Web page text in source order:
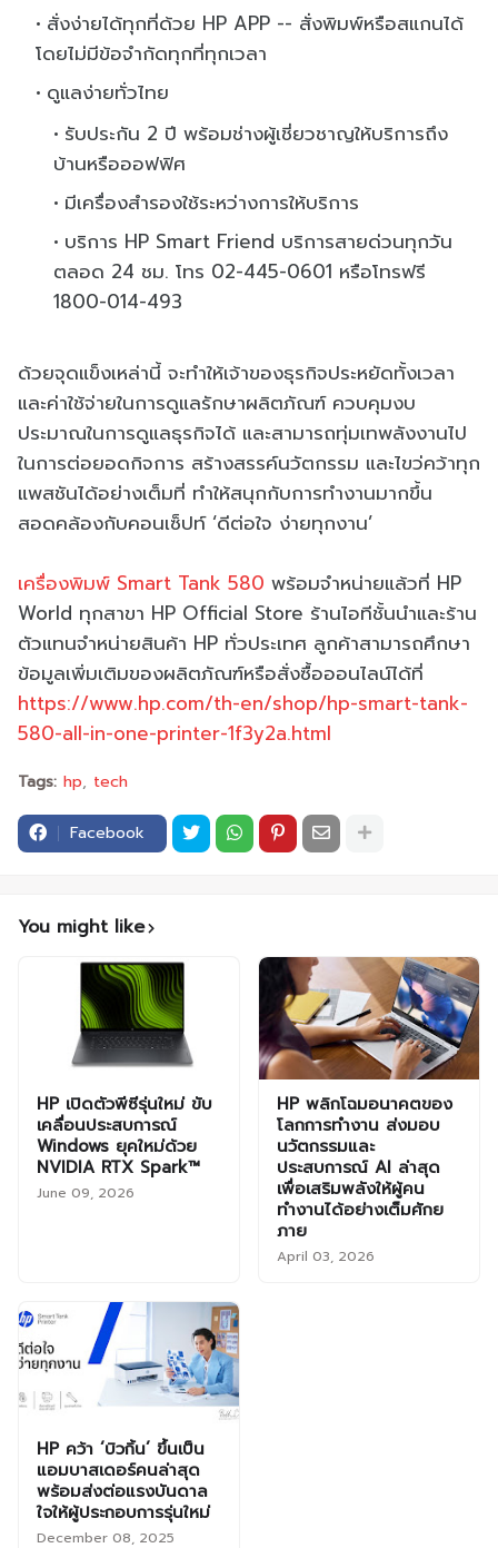
สั่งง่ายได้ทุกที่ด้วย HP APP -- สั่งพิมพ์หรือสแกนได้
โดยไม่มีข้อจำกัดทุกที่ทุกเวลา
ดูแลง่ายทั่วไทย
รับประกัน 2 ปี พร้อมช่างผู้เชี่ยวชาญให้บริการถึง
บ้านหรือออฟฟิศ
มีเครื่องสำรองใช้ระหว่างการให้บริการ
บริการ HP Smart Friend บริการสายด่วนทุกวัน
ตลอด 24 ชม. โทร 02-445-0601 หรือโทรฟรี
1800-014-493
ด้วยจุดแข็งเหล่านี้ จะทำให้เจ้าของธุรกิจประหยัดทั้งเวลา
และค่าใช้จ่ายในการดูแลรักษาผลิตภัณฑ์ ควบคุมงบ
ประมาณในการดูแลธุรกิจได้ และสามารถทุ่มเทพลังงานไป
ในการต่อยอดกิจการ สร้างสรรค์นวัตกรรม และไขว่คว้าทุก
แพสชันได้อย่างเต็มที่ ทำให้สนุกกับการทำงานมากขึ้น
สอดคล้องกับคอนเซ็ปท์ ‘ดีต่อใจ ง่ายทุกงาน’
เครื่องพิมพ์ Smart Tank 580 พร้อมจำหน่ายแล้วที่ HP
World ทุกสาขา HP Official Store ร้านไอทีชั้นนำและร้าน
ตัวแทนจำหน่ายสินค้า HP ทั่วประเทศ ลูกค้าสามารถศึกษา
ข้อมูลเพิ่มเติมของผลิตภัณฑ์หรือสั่งซื้อออนไลน์ได้ที่
https://www.hp.com/th-en/shop/hp-smart-tank-
580-all-in-one-printer-1f3y2a.html
Tags: hp tech
Facebook
You might like
HP เปิดตัวพีซีรุ่นใหม่ ขับ
เคลื่อนประสบการณ์
Windows ยุคใหม่ด้วย
NVIDIA RTX Spark™
June 09, 2026
HP พลิกโฉมอนาคตของ
โลกการทำงาน ส่งมอบ
นวัตกรรมและ
ประสบการณ์ AI ล่าสุด
เพื่อเสริมพลังให้ผู้คน
ทำงานได้อย่างเต็มศักย
ภาย
April 03, 2026
HP คว้า ‘บิวกิ้น’ ขึ้นเป็น
แอมบาสเดอร์คนล่าสุด
พร้อมส่งต่อแรงบันดาล
ใจให้ผู้ประกอบการรุ่นใหม่
December 08, 2025